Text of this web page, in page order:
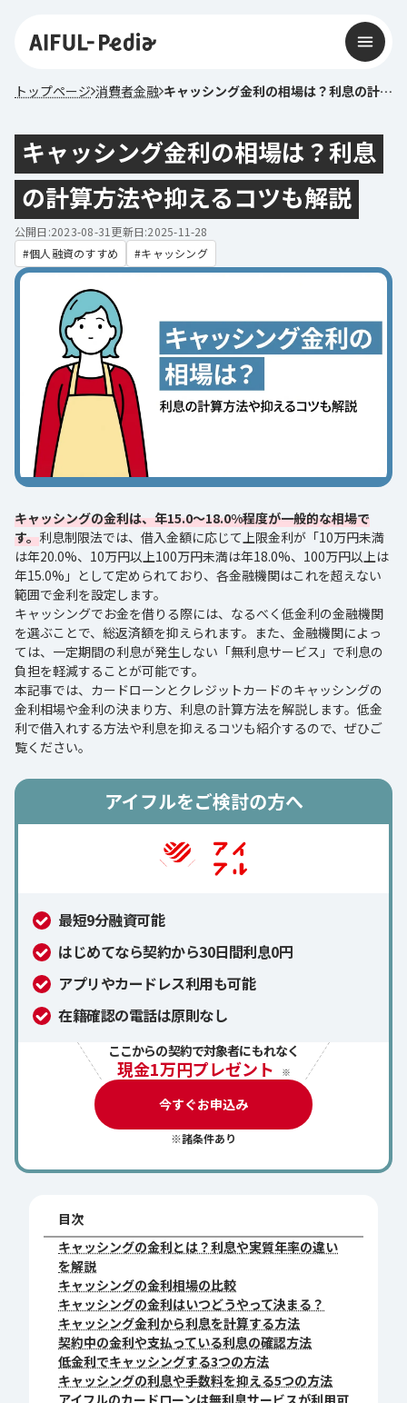
トップページ 消費者金融 キャッシング金利の相場は？利息の計算方法や抑えるコツも解説
キャッシング金利の相場は？利息
の計算方法や抑えるコツも解説
公開日:2023-08-31 更新日:2025-11-28
個人融資のすすめ
キャッシング
キャッシングの金利は、年15.0～18.0%程度が一般的な相場で
す。利息制限法では、借入金額に応じて上限金利が「10万円未満
は年20.0%、10万円以上100万円未満は年18.0%、100万円以上は
年15.0%」として定められており、各金融機関はこれを超えない
範囲で金利を設定します。
キャッシングでお金を借りる際には、なるべく低金利の金融機関
を選ぶことで、総返済額を抑えられます。また、金融機関によっ
ては、一定期間の利息が発生しない「無利息サービス」で利息の
負担を軽減することが可能です。
本記事では、カードローンとクレジットカードのキャッシングの
金利相場や金利の決まり方、利息の計算方法を解説します。低金
利で借入れする方法や利息を抑えるコツも紹介するので、ぜひご
覧ください。
アイフルをご検討の方へ
最短9分融資可能
はじめてなら契約から30日間利息0円
アプリやカードレス利用も可能
在籍確認の電話は原則なし
ここからの契約で対象者にもれなく
現金1万円プレゼント ※
今すぐお申込み
※諸条件あり
目次
キャッシングの金利とは？利息や実質年率の違い
を解説
キャッシングの金利相場の比較
キャッシングの金利はいつどうやって決まる？
キャッシング金利から利息を計算する方法
契約中の金利や支払っている利息の確認方法
低金利でキャッシングする3つの方法
キャッシングの利息や手数料を抑える5つの方法